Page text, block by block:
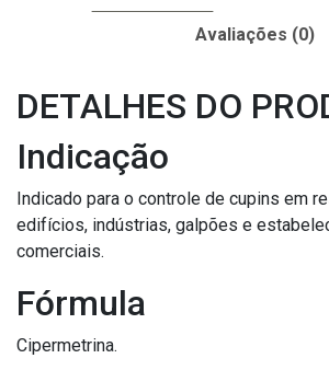
Avaliações (0)
DETALHES DO
Indicação
Indicado para o controle de cupins em
edifícios, indústrias, galpões e
comerciais.
Fórmula
Cipermetrina.